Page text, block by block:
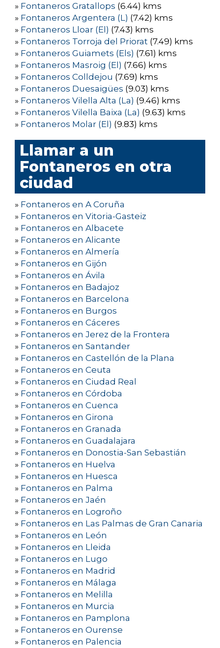
» Fontaneros Gratallops (6.44) kms
» Fontaneros Argentera (L) (7.42) kms
» Fontaneros Lloar (El) (7.43) kms
» Fontaneros Torroja del Priorat (7.49) kms
» Fontaneros Guiamets (Els) (7.61) kms
» Fontaneros Masroig (El) (7.66) kms
» Fontaneros Colldejou (7.69) kms
» Fontaneros Duesaigües (9.03) kms
» Fontaneros Vilella Alta (La) (9.46) kms
» Fontaneros Vilella Baixa (La) (9.63) kms
» Fontaneros Molar (El) (9.83) kms
Llamar a un
Fontaneros en otra
ciudad
» Fontaneros en A Coruña
» Fontaneros en Vitoria-Gasteiz
» Fontaneros en Albacete
» Fontaneros en Alicante
» Fontaneros en Almería
» Fontaneros en Gijón
» Fontaneros en Ávila
» Fontaneros en Badajoz
» Fontaneros en Barcelona
» Fontaneros en Burgos
» Fontaneros en Cáceres
» Fontaneros en Jerez de la Frontera
» Fontaneros en Santander
» Fontaneros en Castellón de la Plana
» Fontaneros en Ceuta
» Fontaneros en Ciudad Real
» Fontaneros en Córdoba
» Fontaneros en Cuenca
» Fontaneros en Girona
» Fontaneros en Granada
» Fontaneros en Guadalajara
» Fontaneros en Donostia-San Sebastián
» Fontaneros en Huelva
» Fontaneros en Huesca
» Fontaneros en Palma
» Fontaneros en Jaén
» Fontaneros en Logroño
» Fontaneros en Las Palmas de Gran Canaria
» Fontaneros en León
» Fontaneros en Lleida
» Fontaneros en Lugo
» Fontaneros en Madrid
» Fontaneros en Málaga
» Fontaneros en Melilla
» Fontaneros en Murcia
» Fontaneros en Pamplona
» Fontaneros en Ourense
» Fontaneros en Palencia